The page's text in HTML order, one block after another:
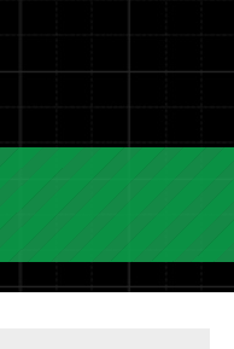
OTOMOTİV